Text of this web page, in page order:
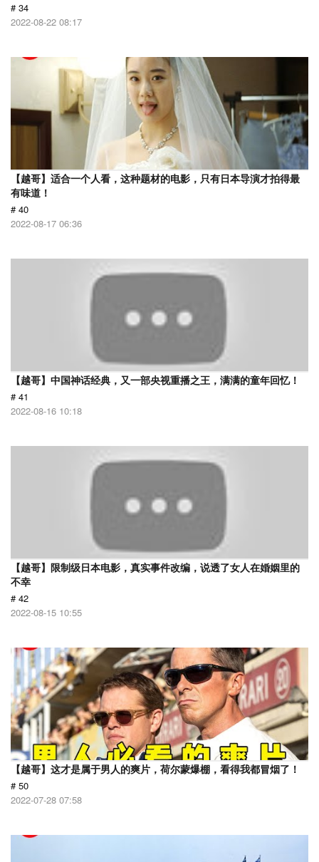
# 34
2022-08-22 08:17
【越哥】适合一个人看，这种题材的电影，只有日本导演才拍得最
有味道！
# 40
2022-08-17 06:36
【越哥】中国神话经典，又一部央视重播之王，满满的童年回忆！
# 41
2022-08-16 10:18
【越哥】限制级日本电影，真实事件改编，说透了女人在婚姻里的
不幸
# 42
2022-08-15 10:55
【越哥】这才是属于男人的爽片，荷尔蒙爆棚，看得我都冒烟了！
# 50
2022-07-28 07:58